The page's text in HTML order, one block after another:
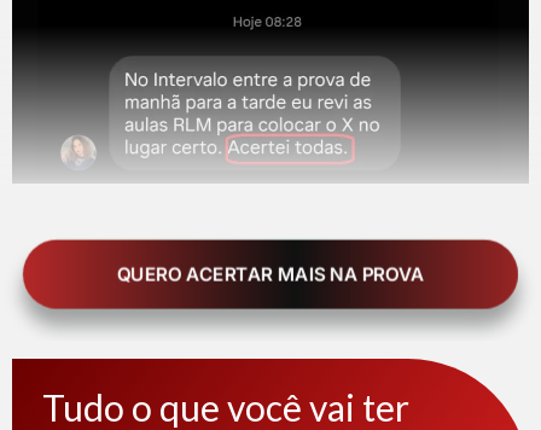
QUERO ACERTAR MAIS NA PROVA
Tudo o que você vai ter